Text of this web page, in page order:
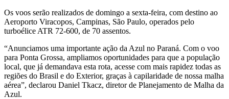
Os voos serão realizados de domingo a sexta-feira, com destino ao
Aeroporto Viracopos, Campinas, São Paulo, operados pelo
turboélice ATR 72-600, de 70 assentos.
“Anunciamos uma importante ação da Azul no Paraná. Com o voo
para Ponta Grossa, ampliamos oportunidades para que a população
local, que já demandava esta rota, acesse com mais rapidez todas as
regiões do Brasil e do Exterior, graças à capilaridade de nossa malha
aérea”, declarou Daniel Tkacz, diretor de Planejamento de Malha da
Azul.